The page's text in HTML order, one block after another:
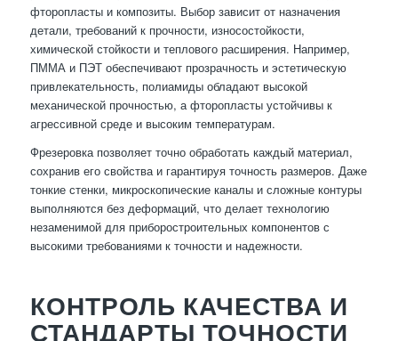
фторопласты и композиты. Выбор зависит от назначения
детали, требований к прочности, износостойкости,
химической стойкости и теплового расширения. Например,
ПММА и ПЭТ обеспечивают прозрачность и эстетическую
привлекательность, полиамиды обладают высокой
механической прочностью, а фторопласты устойчивы к
агрессивной среде и высоким температурам.
Фрезеровка позволяет точно обработать каждый материал,
сохранив его свойства и гарантируя точность размеров. Даже
тонкие стенки, микроскопические каналы и сложные контуры
выполняются без деформаций, что делает технологию
незаменимой для приборостроительных компонентов с
высокими требованиями к точности и надежности.
КОНТРОЛЬ КАЧЕСТВА И
СТАНДАРТЫ ТОЧНОСТИ